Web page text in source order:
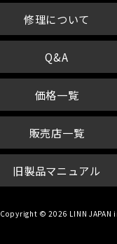
修理について
Q&A
価格一覧
販売店一覧
旧製品マニュアル
Copyright © 2026 LINN JAPAN